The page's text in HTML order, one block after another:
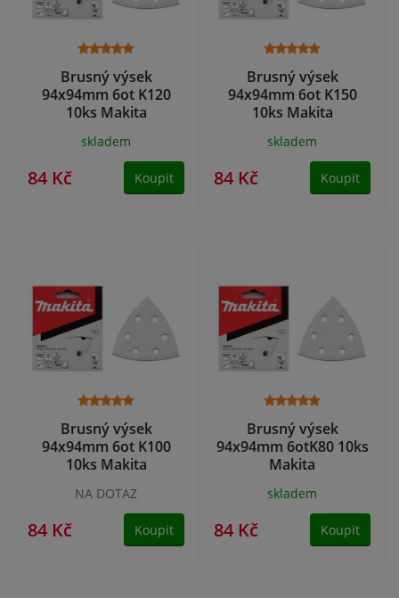
Brusný výsek
94x94mm 6ot K120
10ks Makita
skladem
84 Kč Koupit
Brusný výsek
94x94mm 6ot K150
10ks Makita
skladem
84 Kč Koupit
Brusný výsek
94x94mm 6ot K100
10ks Makita
NA DOTAZ
84 Kč Koupit
Brusný výsek
94x94mm 6otK80 10ks
Makita
skladem
84 Kč Koupit